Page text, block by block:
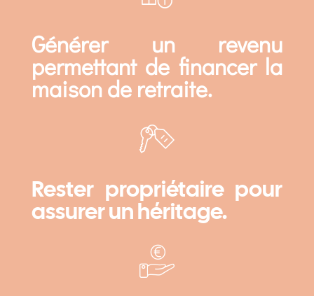
Générer un revenu
permettant de financer la
maison de retraite.
Rester propriétaire pour
assurer un héritage.